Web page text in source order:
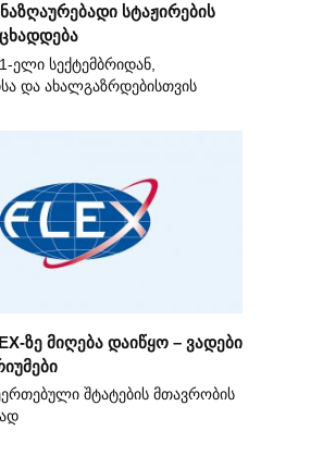
სტაჟირების
ელი სექტემბრიდან,
და ახალგაზრდებისთვის
ზე მიღება დაიწყო – ვადები
შტატების მთავრობის